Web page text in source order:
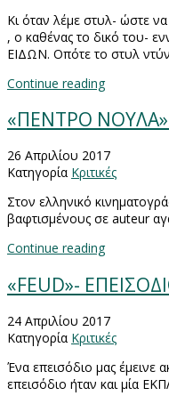
Κι όταν λέμε στυλ- ώστε
, ο καθένας το δικό του-
ΕΙΔΩΝ. Οπότε το στυλ
Continue reading
«ΠΕΝΤΡΟ
26 Απριλίου 2017
Κατηγορία Κριτικές
Στον ελληνικό
βαφτισμένους σε auteur
Continue reading
«FEUD»-
24 Απριλίου 2017
Κατηγορία Κριτικές
Ένα επεισόδιο μας έμεινε
επεισόδιο ήταν και μία